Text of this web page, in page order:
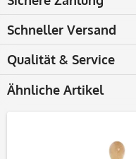
Schneller Versand
Qualität & Service
Ähnliche Artikel